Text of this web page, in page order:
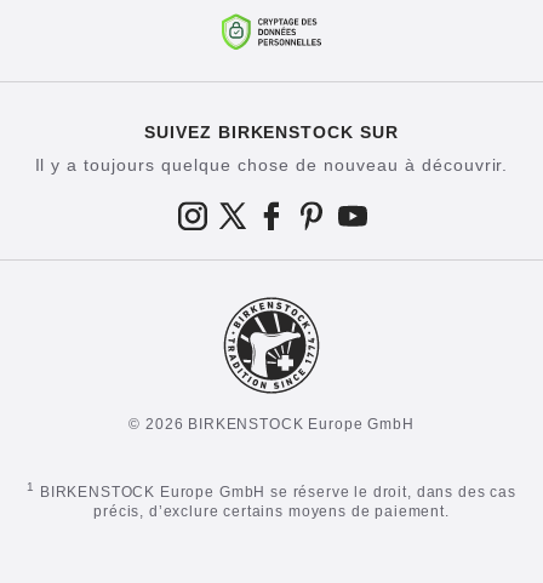
SUIVEZ BIRKENSTOCK SUR
Il y a toujours quelque chose de nouveau à découvrir.
© 2026 BIRKENSTOCK Europe GmbH
1
BIRKENSTOCK Europe GmbH se réserve le droit, dans des cas
précis, d’exclure certains moyens de paiement.